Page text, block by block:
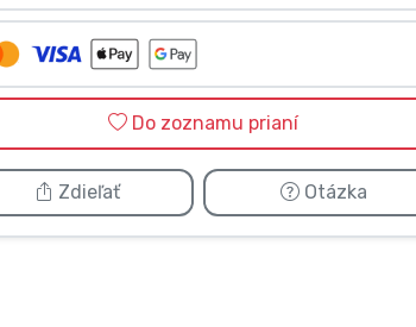
Do zoznamu prianí
Zdieľať Otázka